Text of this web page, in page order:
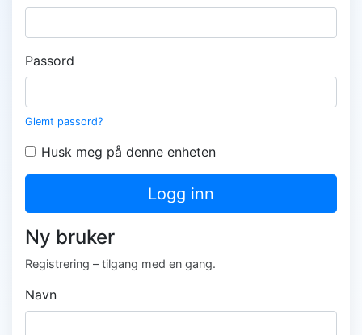
Passord
Glemt passord?
Husk meg på denne enheten
Logg inn
Ny bruker
Registrering – tilgang med en gang.
Navn